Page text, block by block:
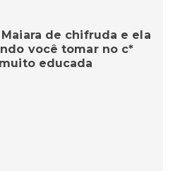
Maiara de chifruda e ela
você tomar no c*
educada